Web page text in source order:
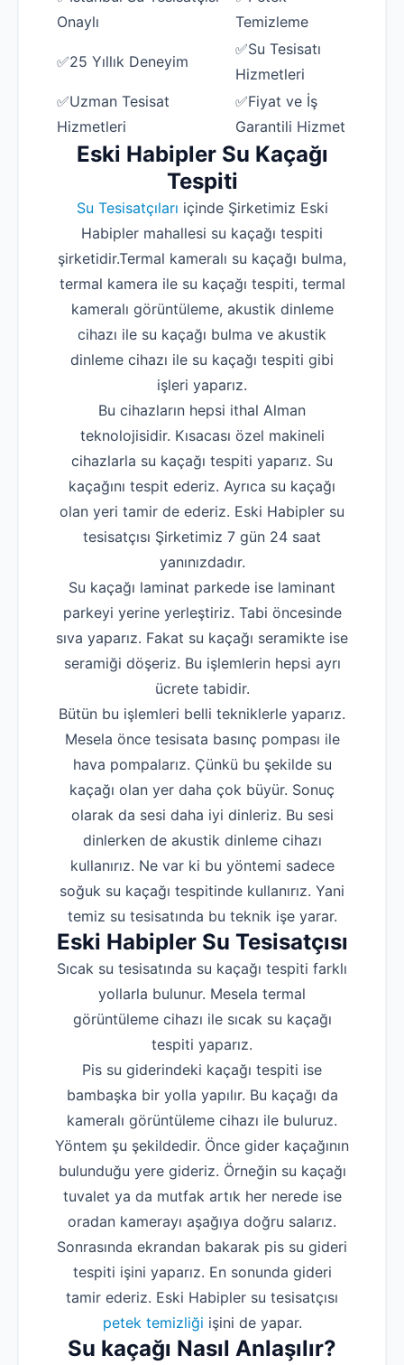
Onaylı
Temizleme
✅25 Yıllık Deneyim
✅Su Tesisatı
Hizmetleri
✅Uzman Tesisat
Hizmetleri
✅Fiyat ve İş
Garantili Hizmet
Eski Habipler Su Kaçağı
Tespiti
Su Tesisatçıları içinde Şirketimiz Eski
Habipler mahallesi su kaçağı tespiti
şirketidir.Termal kameralı su kaçağı bulma,
termal kamera ile su kaçağı tespiti, termal
kameralı görüntüleme, akustik dinleme
cihazı ile su kaçağı bulma ve akustik
dinleme cihazı ile su kaçağı tespiti gibi
işleri yaparız.
Bu cihazların hepsi ithal Alman
teknolojisidir. Kısacası özel makineli
cihazlarla su kaçağı tespiti yaparız. Su
kaçağını tespit ederiz. Ayrıca su kaçağı
olan yeri tamir de ederiz. Eski Habipler su
tesisatçısı Şirketimiz 7 gün 24 saat
yanınızdadır.
Su kaçağı laminat parkede ise laminant
parkeyi yerine yerleştiriz. Tabi öncesinde
sıva yaparız. Fakat su kaçağı seramikte ise
seramiği döşeriz. Bu işlemlerin hepsi ayrı
ücrete tabidir.
Bütün bu işlemleri belli tekniklerle yaparız.
Mesela önce tesisata basınç pompası ile
hava pompalarız. Çünkü bu şekilde su
kaçağı olan yer daha çok büyür. Sonuç
olarak da sesi daha iyi dinleriz. Bu sesi
dinlerken de akustik dinleme cihazı
kullanırız. Ne var ki bu yöntemi sadece
soğuk su kaçağı tespitinde kullanırız. Yani
temiz su tesisatında bu teknik işe yarar.
Eski Habipler Su Tesisatçısı
Sıcak su tesisatında su kaçağı tespiti farklı
yollarla bulunur. Mesela termal
görüntüleme cihazı ile sıcak su kaçağı
tespiti yaparız.
Pis su giderindeki kaçağı tespiti ise
bambaşka bir yolla yapılır. Bu kaçağı da
kameralı görüntüleme cihazı ile buluruz.
Yöntem şu şekildedir. Önce gider kaçağının
bulunduğu yere gideriz. Örneğin su kaçağı
tuvalet ya da mutfak artık her nerede ise
oradan kamerayı aşağıya doğru salarız.
Sonrasında ekrandan bakarak pis su gideri
tespiti işini yaparız. En sonunda gideri
tamir ederiz. Eski Habipler su tesisatçısı
petek temizliği işini de yapar.
Su kaçağı Nasıl Anlaşılır?